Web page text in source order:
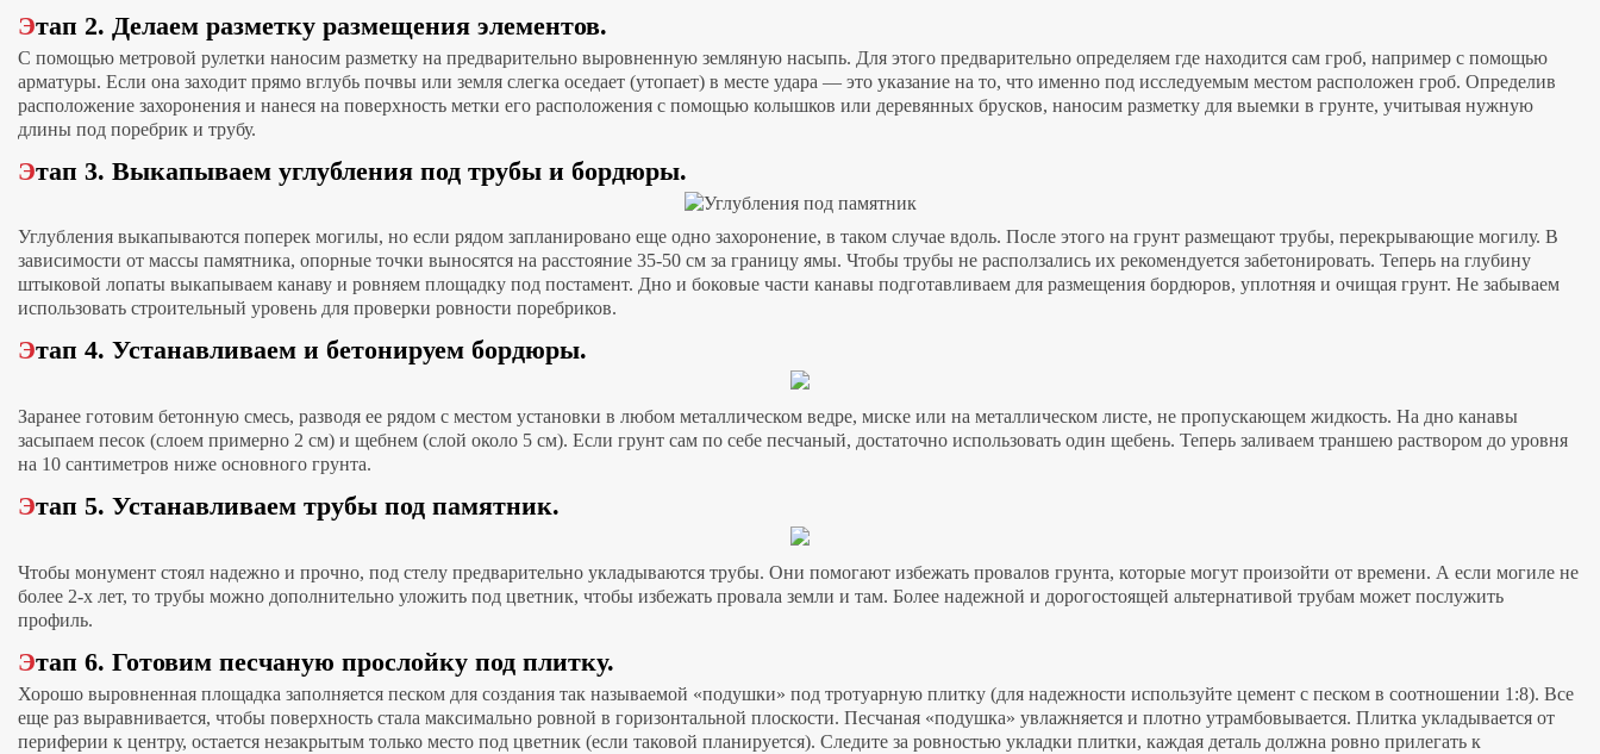
Этап 2. Делаем разметку размещения элементов.
С помощью метровой рулетки наносим разметку на предварительно выровненную земляную насыпь. Для этого предварительно определяем где находится сам гроб, например с помощью
арматуры. Если она заходит прямо вглубь почвы или земля слегка оседает (утопает) в месте удара — это указание на то, что именно под исследуемым местом расположен гроб. Определив
расположение захоронения и нанеся на поверхность метки его расположения с помощью колышков или деревянных брусков, наносим разметку для выемки в грунте, учитывая нужную
длины под поребрик и трубу.
Этап 3. Выкапываем углубления под трубы и бордюры.
Углубления выкапываются поперек могилы, но если рядом запланировано еще одно захоронение, в таком случае вдоль. После этого на грунт размещают трубы, перекрывающие могилу. В
зависимости от массы памятника, опорные точки выносятся на расстояние 35-50 см за границу ямы. Чтобы трубы не расползались их рекомендуется забетонировать. Теперь на глубину
штыковой лопаты выкапываем канаву и ровняем площадку под постамент. Дно и боковые части канавы подготавливаем для размещения бордюров, уплотняя и очищая грунт. Не забываем
использовать строительный уровень для проверки ровности поребриков.
Этап 4. Устанавливаем и бетонируем бордюры.
Заранее готовим бетонную смесь, разводя ее рядом с местом установки в любом металлическом ведре, миске или на металлическом листе, не пропускающем жидкость. На дно канавы
засыпаем песок (слоем примерно 2 см) и щебнем (слой около 5 см). Если грунт сам по себе песчаный, достаточно использовать один щебень. Теперь заливаем траншею раствором до уровня
на 10 сантиметров ниже основного грунта.
Этап 5. Устанавливаем трубы под памятник.
Чтобы монумент стоял надежно и прочно, под стелу предварительно укладываются трубы. Они помогают избежать провалов грунта, которые могут произойти от времени. А если могиле не
более 2-х лет, то трубы можно дополнительно уложить под цветник, чтобы избежать провала земли и там. Более надежной и дорогостоящей альтернативой трубам может послужить
профиль.
Этап 6. Готовим песчаную прослойку под плитку.
Хорошо выровненная площадка заполняется песком для создания так называемой «подушки» под тротуарную плитку (для надежности используйте цемент с песком в соотношении 1:8). Все
еще раз выравнивается, чтобы поверхность стала максимально ровной в горизонтальной плоскости. Песчаная «подушка» увлажняется и плотно утрамбовывается. Плитка укладывается от
периферии к центру, остается незакрытым только место под цветник (если таковой планируется). Следите за ровностью укладки плитки, каждая деталь должна ровно прилегать к